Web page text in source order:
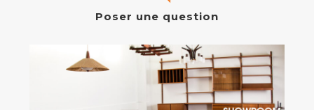
Poser une question